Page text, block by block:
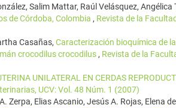
Salim Mattar, Raúl Velásquez, Angélica
de Córdoba, Colombia , Revista de la
Casañas, Caracterización bioquímica de
crocodilus crocodilus , Revista de la
UNILATERAL EN CERDAS
UCV: Vol. 48 Núm. 1 (2007)
Zerpa, Elias Ascanio, Jesús A. Rojas, Elena